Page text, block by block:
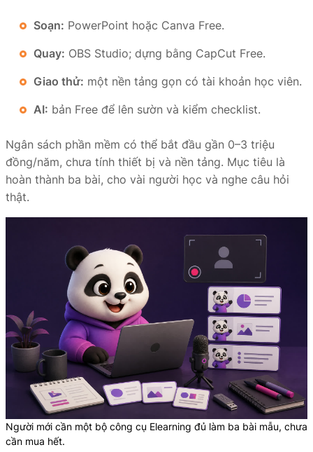
Soạn: PowerPoint hoặc Canva Free.
Quay: OBS Studio; dựng bằng CapCut Free.
Giao thử: một nền tảng gọn có tài khoản học viên.
AI: bản Free để lên sườn và kiểm checklist.
Ngân sách phần mềm có thể bắt đầu gần 0–3 triệu
đồng/năm, chưa tính thiết bị và nền tảng. Mục tiêu là
hoàn thành ba bài, cho vài người học và nghe câu hỏi
thật.
Người mới cần một bộ công cụ Elearning đủ làm ba bài mẫu, chưa
cần mua hết.